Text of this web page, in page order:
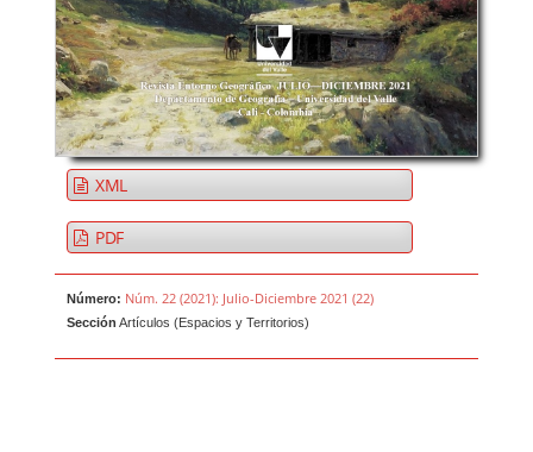
XML
PDF
Número: Núm. 22 (2021): Julio-Diciembre 2021 (22)
Sección Artículos (Espacios y Territorios)